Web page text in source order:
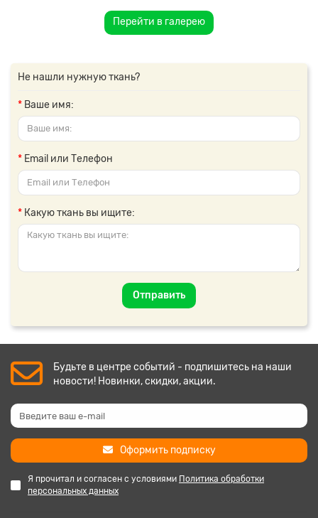
Перейти в галерею
Не нашли нужную ткань?
Ваше имя:
Email или Телефон
Какую ткань вы ищите:
Отправить
Будьте в центре событий - подпишитесь на наши
новости! Новинки, скидки, акции.
Оформить подписку
Я прочитал и согласен с условиями Политика обработки
персональных данных